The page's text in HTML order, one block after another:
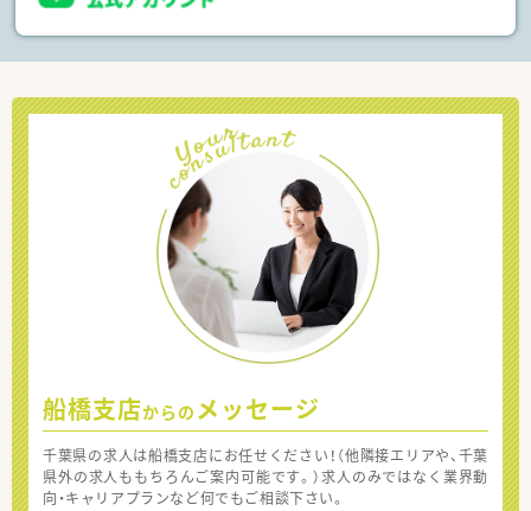
船橋支店からの メッセージ
千葉県の求人は船橋支店にお任せください！（他隣接エリアや、千葉
県外の求人ももちろんご案内可能です。）求人のみではなく業界動
向・キャリアプランなど何でもご相談下さい。